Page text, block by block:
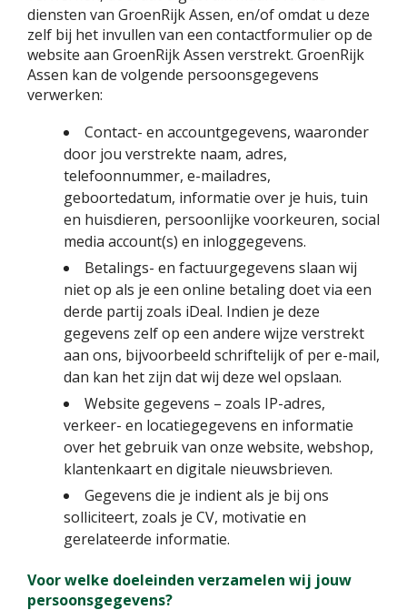
diensten van GroenRijk Assen, en/of omdat u deze
zelf bij het invullen van een contactformulier op de
website aan GroenRijk Assen verstrekt. GroenRijk
Assen kan de volgende persoonsgegevens
verwerken:
Contact- en accountgegevens, waaronder
door jou verstrekte naam, adres,
telefoonnummer, e-mailadres,
geboortedatum, informatie over je huis, tuin
en huisdieren, persoonlijke voorkeuren, social
media account(s) en inloggegevens.
Betalings- en factuurgegevens slaan wij
niet op als je een online betaling doet via een
derde partij zoals iDeal. Indien je deze
gegevens zelf op een andere wijze verstrekt
aan ons, bijvoorbeeld schriftelijk of per e-mail,
dan kan het zijn dat wij deze wel opslaan.
Website gegevens – zoals IP-adres,
verkeer- en locatiegegevens en informatie
over het gebruik van onze website, webshop,
klantenkaart en digitale nieuwsbrieven.
Gegevens die je indient als je bij ons
solliciteert, zoals je CV, motivatie en
gerelateerde informatie.
Voor welke doeleinden verzamelen wij jouw
persoonsgegevens?